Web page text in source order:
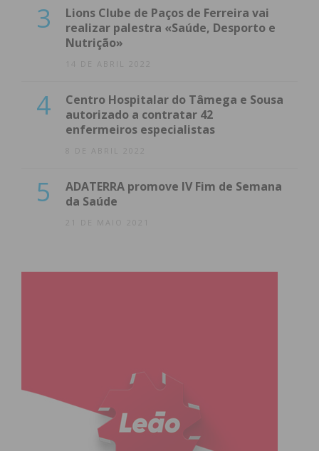
3
Lions Clube de Paços de Ferreira vai
realizar palestra «Saúde, Desporto e
Nutrição»
14 DE ABRIL 2022
4
Centro Hospitalar do Tâmega e Sousa
autorizado a contratar 42
enfermeiros especialistas
8 DE ABRIL 2022
5
ADATERRA promove IV Fim de Semana
da Saúde
21 DE MAIO 2021